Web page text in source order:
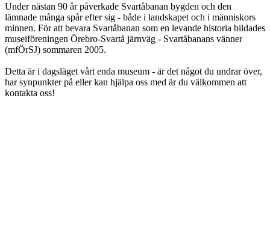
Under nästan 90 år påverkade Svartåbanan bygden och den
lämnade många spår efter sig - både i landskapet och i människors
minnen. För att bevara Svartåbanan som en levande historia bildades
museiföreningen Örebro-Svartå järnväg - Svartåbanans vänner
(mfÖrSJ) sommaren 2005.
Detta är i dagsläget vårt enda museum - är det något du undrar över,
har synpunkter på eller kan hjälpa oss med är du välkommen att
kontakta oss!